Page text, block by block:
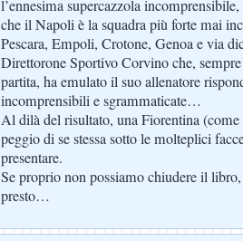
l’ennesima supercazzola
che il Napoli è la squadra più forte mai
Pescara, Empoli, Crotone, Genoa e via
Direttorone Sportivo Corvino che,
partita, ha emulato il suo allenatore
incomprensibili e sgrammaticate…
Al dilà del risultato, una Fiorentina
peggio di se stessa sotto le molteplici
presentare.
Se proprio non possiamo chiudere il
presto…